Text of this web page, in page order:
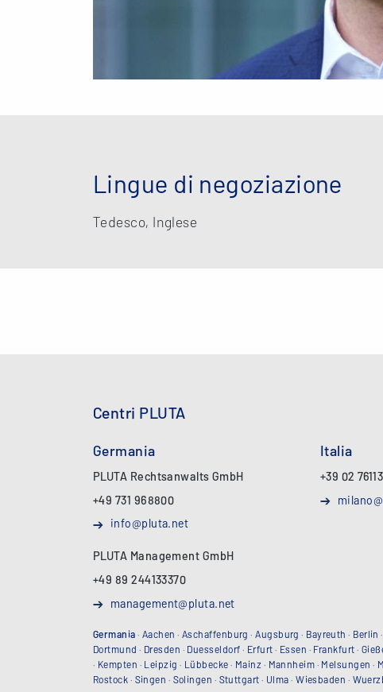
Lingue di negoziazione
Tedesco, Inglese
Centri PLUTA
Germania
PLUTA Rechtsanwalts GmbH
+49 731 968800
info@pluta.net
PLUTA Management GmbH
+49 89 244133370
management@pluta.net
Italia
+39 02
Germania · Aachen ·Aschaffenburg ·Augsburg · Bayreuth · Berlin ·
Dortmund · Dresden · Duesseldorf · Erfurt · Essen · Frankfurt ·
· Kempten · Leipzig · Lübbecke · Mainz · Mannheim · Melsungen ·
Rostock · Singen · Solingen · Stuttgart · Ulma ·Wiesbaden ·